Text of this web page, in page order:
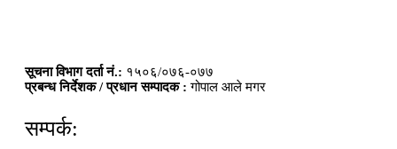
सूचना विभाग दर्ता नं.: १५०६/०७६-०७७
प्रबन्ध निर्देशक / प्रधान सम्पादक : गोपाल आले मगर
सम्पर्क: